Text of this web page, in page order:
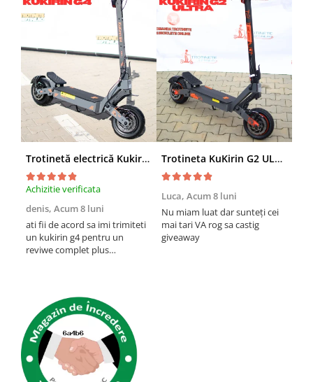
Trotinetă electrică Kukirin G4 (2026) motor 2000 W, viteză maximă 70 km/h, baterie cu litiu 60 V 20 Ah, anvelope de 11 inchi
Achizitie verificata
denis, Acum 8 luni
ati fii de acord sa imi trimiteti
un kukirin g4 pentru un
reviwe complet plus
Trotineta KuKirin G2 ULTRA (2026), 2 Motoare, 48v 18ah, Viteza 55 km/h, 1.600w, NEGRU+PORTOCALIU
Luca, Acum 8 luni
Nu miam luat dar sunteți cei
mai tari VA rog sa castig
giveaway